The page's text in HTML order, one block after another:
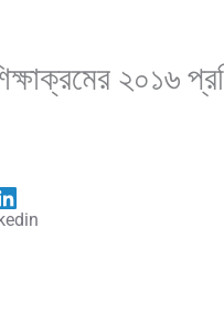
২০১৬